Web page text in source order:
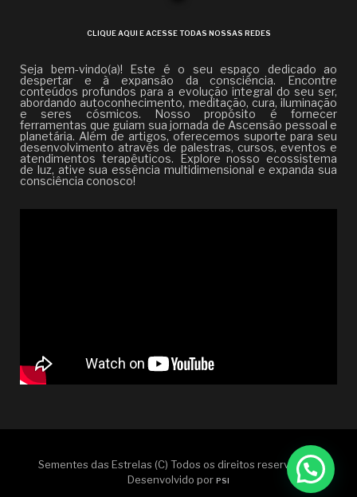
CLIQUE AQUI E ACESSE TODAS NOSSAS REDES
Seja bem-vindo(a)! Este é o seu espaço dedicado ao
despertar e à expansão da consciência. Encontre
conteúdos profundos para a evolução integral do seu ser,
abordando autoconhecimento, meditação, cura, iluminação
e seres cósmicos. Nosso propósito é fornecer
ferramentas que guiam sua jornada de Ascensão pessoal e
planetária. Além de artigos, oferecemos suporte para seu
desenvolvimento através de palestras, cursos, eventos e
atendimentos terapêuticos. Explore nosso ecossistema
de luz, ative sua essência multidimensional e expanda sua
consciência conosco!
Sementes das Estrelas (C) Todos os direitos reservados |
Desenvolvido por PSI